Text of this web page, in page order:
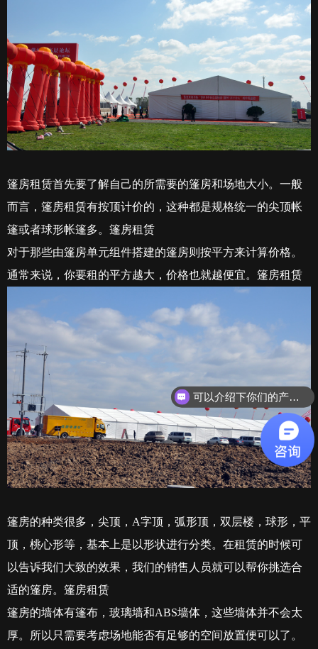
篷房租赁首先要了解自己的所需要的篷房和场地大小。一般
而言，篷房租赁有按顶计价的，这种都是规格统一的尖顶帐
篷或者球形帐篷多。篷房租赁
对于那些由篷房单元组件搭建的篷房则按平方来计算价格。
通常来说，你要租的平方越大，价格也就越便宜。篷房租赁
篷房的种类很多，尖顶， A字顶，弧形顶，双层楼，球形，平
顶，桃心形等，基本上是以形状进行分类。在租赁的时候可
以告诉我们大致的效果，我们的销售人员就可以帮你挑选合
适的篷房。篷房租赁
篷房的墙体有篷布，玻璃墙和ABS墙体，这些墙体并不会太
厚。所以只需要考虑场地能否有足够的空间放置便可以了。
可以介绍下你们的产品么？